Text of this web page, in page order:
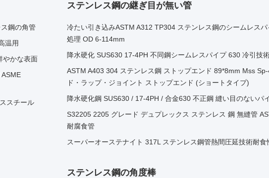
鋼の角管
温用
やかな表面
スチール
ステンレス鋼の継ぎ目が無い管
冷たい引き込みASTM A312 TP304 ステンレス鋼のシームレス
処理 OD 6-114mm
降水硬化 SUS630 17-4PH 不同鋼シームレスパイプ 630 冷引技
ASTM A403 304 ステンレス鋼 ストップエンド 89*8mm Mss
ド・ラップ・ジョイント ストップエンド (ショートタイプ)
降水硬化鋼 SUS630 / 17-4PH / 合金630 不正鋼 縫い目のないパ
S32205 2205 グレード デュプレックス ステンレス 鋼 無縫管
耐腐食管
スーパーオーステナイト 317L ステンレス鋼管熱間圧延技術耐食
ステンレス鋼の角度棒